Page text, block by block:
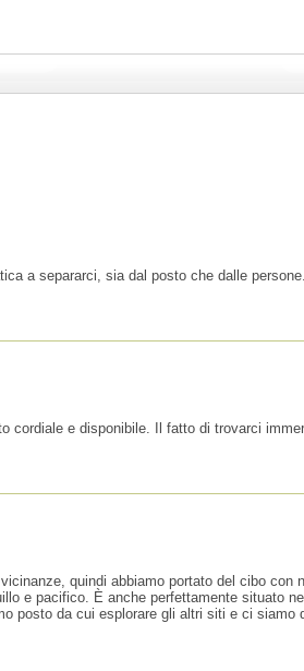
a separarci, sia dal posto che dalle
cordiale e disponibile. Il fatto di trovarci
quindi abbiamo portato del cibo con
e pacifico. È anche perfettamente situato
posto da cui esplorare gli altri siti e ci siamo